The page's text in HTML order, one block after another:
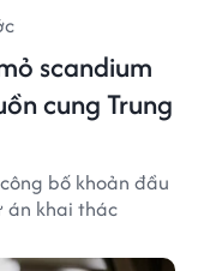
scandium
cung Trung
bố khoản đầu
án khai thác